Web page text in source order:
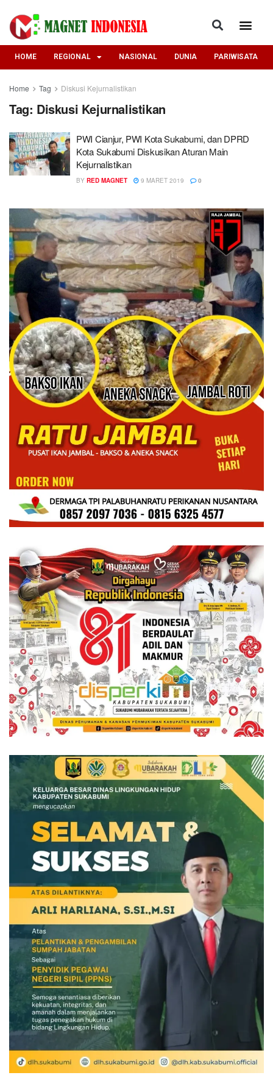
HOME REGIONAL NASIONAL DUNIA PARIWISATA
Home Tag Diskusi Kejurnalistikan
Tag: Diskusi Kejurnalistikan
PWI Cianjur, PWI Kota Sukabumi, dan DPRD
Kota Sukabumi Diskusikan Aturan Main
Kejurnalistikan
BY RED MAGNET 9 MARET 2019 0